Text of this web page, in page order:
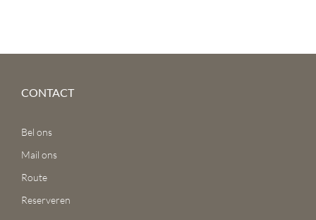
CONTACT
Bel ons
Mail ons
Route
Reserveren